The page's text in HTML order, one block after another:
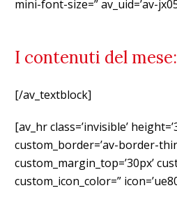
mini-font-size=” av_uid=’av-
I contenuti del
[/av_textblock]
[av_hr class=’invisible’
custom_border=’av-border-
custom_margin_top=’30px’
custom_icon_color=”